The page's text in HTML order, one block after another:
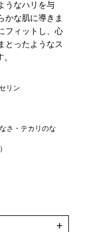
うなハリを与
かな肌に導きま
フィットし、心
とったようなス
リン
さ・テカリのな